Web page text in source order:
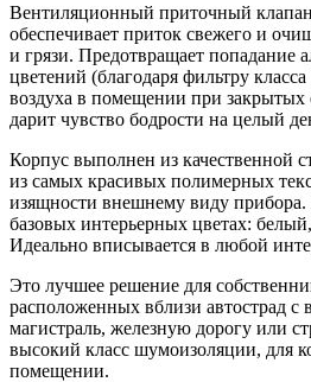
Вентиляционный приточный
обеспечивает приток свежего и
и грязи. Предотвращает попадание
цветений (благодаря фильтру
воздуха в помещении при закрытых
дарит чувство бодрости на целый
Корпус выполнен из качественной
из самых красивых полимерных
изящности внешнему виду прибора.
базовых интерьерных цветах:
Идеально вписывается в любой
Это лучшее решение для
расположенных вблизи автострад
магистраль, железную дорогу или
высокий класс шумоизоляции, для
помещении.